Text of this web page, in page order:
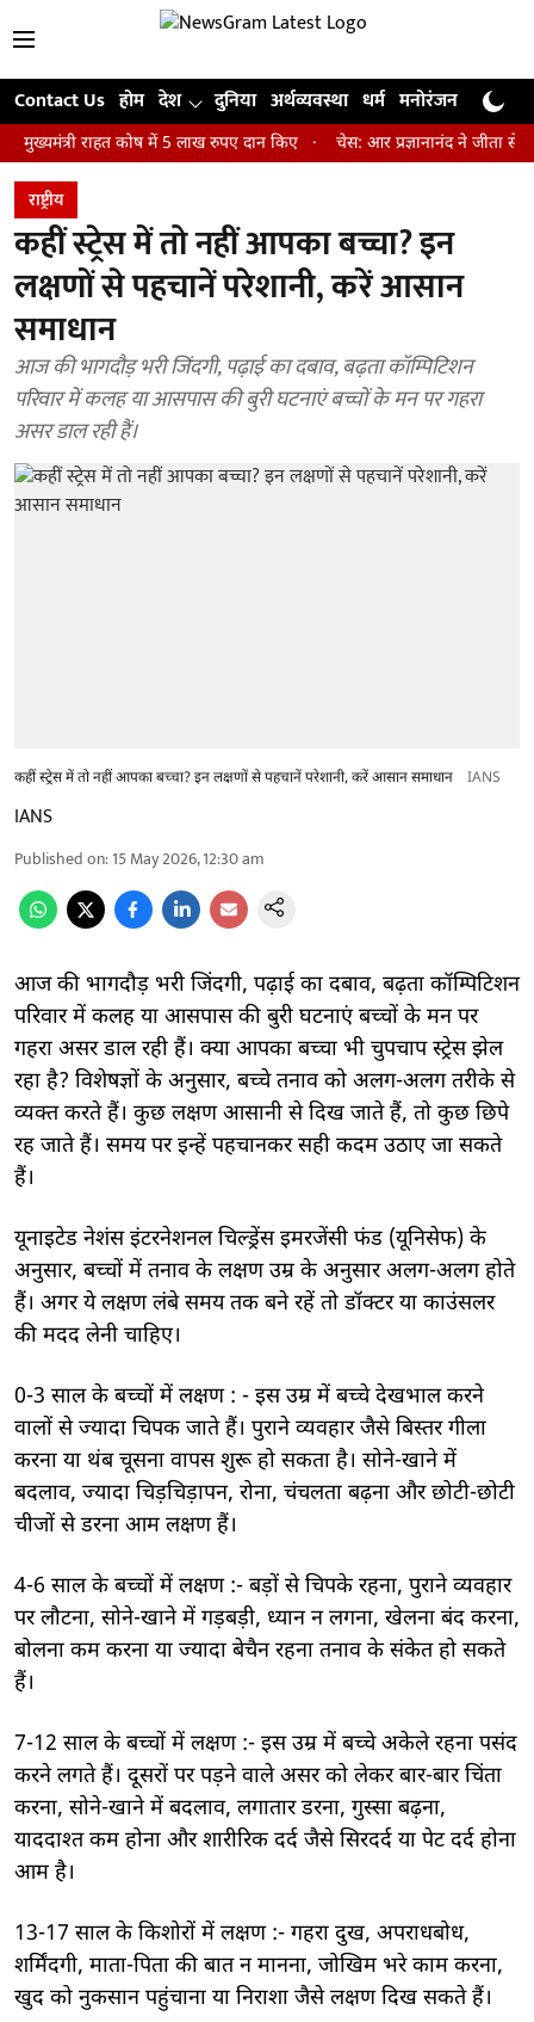
Contact Us होम देश दुनिया अर्थव्यवस्था धर्म मनोरंजन खेल
राहत कोष में 5 लाख रुपए दान किए चेस: आर प्रज्ञानानंद ने जीता सेंट लुइस
राष्ट्रीय
कहीं स्ट्रेस में तो नहीं आपका बच्चा? इन
लक्षणों से पहचानें परेशानी, करें आसान
समाधान
आज की भागदौड़ भरी जिंदगी, पढ़ाई का दबाव, बढ़ता कॉम्पिटिशन
परिवार में कलह या आसपास की बुरी घटनाएं बच्चों के मन पर गहरा
असर डाल रही हैं।
कहीं स्ट्रेस में तो नहीं आपका बच्चा? इन लक्षणों से पहचानें परेशानी, करें आसान समाधान IANS
IANS
Published on:15 May 2026, 12:30 am
आज की भागदौड़ भरी जिंदगी, पढ़ाई का दबाव, बढ़ता कॉम्पिटिशन
परिवार में कलह या आसपास की बुरी घटनाएं बच्चों के मन पर
गहरा असर डाल रही हैं। क्या आपका बच्चा भी चुपचाप स्ट्रेस झेल
रहा है? विशेषज्ञों के अनुसार, बच्चे तनाव को अलग-अलग तरीके से
व्यक्त करते हैं। कुछ लक्षण आसानी से दिख जाते हैं, तो कुछ छिपे
रह जाते हैं। समय पर इन्हें पहचानकर सही कदम उठाए जा सकते
हैं।
यूनाइटेड नेशंस इंटरनेशनल चिल्ड्रेंस इमरजेंसी फंड (यूनिसेफ) के
अनुसार, बच्चों में तनाव के लक्षण उम्र के अनुसार अलग-अलग होते
हैं। अगर ये लक्षण लंबे समय तक बने रहें तो डॉक्टर या काउंसलर
की मदद लेनी चाहिए।
0-3 साल के बच्चों में लक्षण : - इस उम्र में बच्चे देखभाल करने
वालों से ज्यादा चिपक जाते हैं। पुराने व्यवहार जैसे बिस्तर गीला
करना या थंब चूसना वापस शुरू हो सकता है। सोने-खाने में
बदलाव, ज्यादा चिड़चिड़ापन, रोना, चंचलता बढ़ना और छोटी-छोटी
चीजों से डरना आम लक्षण हैं।
4-6 साल के बच्चों में लक्षण :- बड़ों से चिपके रहना, पुराने व्यवहार
पर लौटना, सोने-खाने में गड़बड़ी, ध्यान न लगना, खेलना बंद करना,
बोलना कम करना या ज्यादा बेचैन रहना तनाव के संकेत हो सकते
हैं।
7-12 साल के बच्चों में लक्षण :- इस उम्र में बच्चे अकेले रहना पसंद
करने लगते हैं। दूसरों पर पड़ने वाले असर को लेकर बार-बार चिंता
करना, सोने-खाने में बदलाव, लगातार डरना, गुस्सा बढ़ना,
याददाश्त कम होना और शारीरिक दर्द जैसे सिरदर्द या पेट दर्द होना
आम है।
13-17 साल के किशोरों में लक्षण :- गहरा दुख, अपराधबोध,
शर्मिंदगी, माता-पिता की बात न मानना, जोखिम भरे काम करना,
खुद को नुकसान पहुंचाना या निराशा जैसे लक्षण दिख सकते हैं।